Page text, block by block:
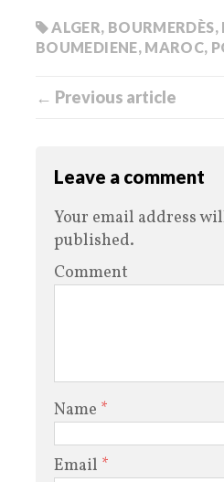
ALGER, BOURMERDÈS,
BOUMEDIENE, MAROC,
← Previous article
Leave a comment
Your email address
published.
Comment
Name *
Email *